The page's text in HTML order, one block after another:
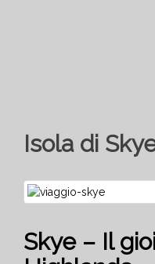
Isola di
Skye – Il